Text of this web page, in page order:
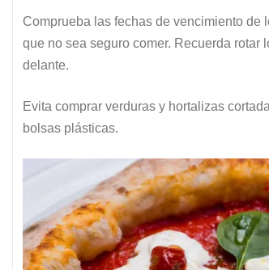
Comprueba las fechas de vencimiento de
que no sea seguro comer. Recuerda
delante.
Evita comprar verduras y hortalizas
bolsas plásticas.